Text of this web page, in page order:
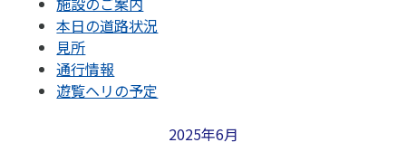
本日の道路状況
見所
通行情報
遊覧ヘリの予定
2025年6月